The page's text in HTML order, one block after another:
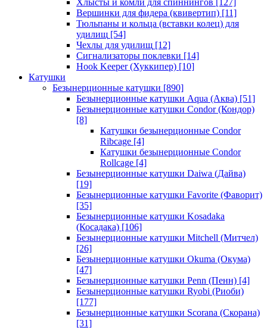
Хлысты и комли для спиннингов [127]
Вершинки для фидера (квивертип) [11]
Тюльпаны и кольца (вставки колец) для
удилищ [54]
Чехлы для удилищ [12]
Сигнализаторы поклевки [14]
Hook Keeper (Хуккипер) [10]
Катушки
Безынерционные катушки [890]
Безынерционные катушки Aqua (Аква) [51]
Безынерционные катушки Condor (Кондор)
[8]
Катушки безынерционные Condor
Ribcage [4]
Катушки безынерционные Condor
Rollcage [4]
Безынерционные катушки Daiwa (Дайва)
[19]
Безынерционные катушки Favorite (Фаворит)
[35]
Безынерционные катушки Kosadaka
(Косадака) [106]
Безынерционные катушки Mitchell (Митчел)
[26]
Безынерционные катушки Okuma (Окума)
[47]
Безынерционные катушки Penn (Пенн) [4]
Безынерционные катушки Ryobi (Риоби)
[177]
Безынерционные катушки Scorana (Скорана)
[31]